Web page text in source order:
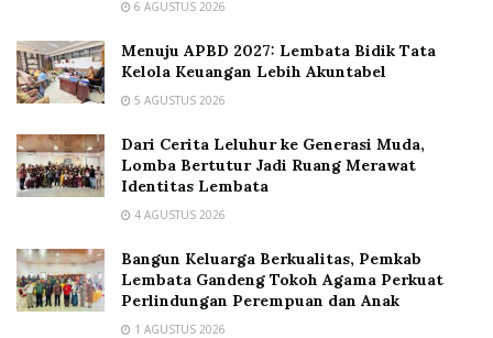
6 AGUSTUS 2026
Menuju APBD 2027: Lembata Bidik Tata
Kelola Keuangan Lebih Akuntabel
5 AGUSTUS 2026
Dari Cerita Leluhur ke Generasi Muda,
Lomba Bertutur Jadi Ruang Merawat
Identitas Lembata
4 AGUSTUS 2026
Bangun Keluarga Berkualitas, Pemkab
Lembata Gandeng Tokoh Agama Perkuat
Perlindungan Perempuan dan Anak
1 AGUSTUS 2026